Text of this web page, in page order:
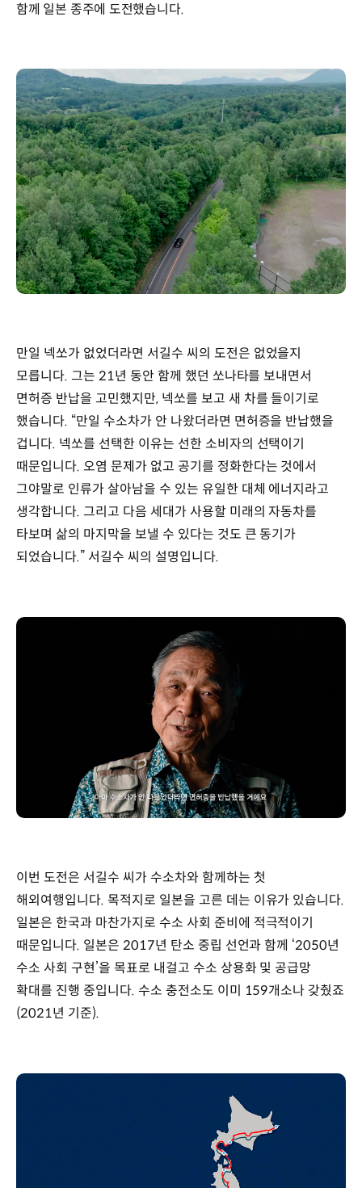
함께 일본 종주에 도전했습니다.
만일 넥쏘가 없었더라면 서길수 씨의 도전은 없었을지
모릅니다. 그는 21년 동안 함께 했던 쏘나타를 보내면서
면허증 반납을 고민했지만, 넥쏘를 보고 새 차를 들이기로
했습니다. “만일 수소차가 안 나왔더라면 면허증을 반납했을
겁니다. 넥쏘를 선택한 이유는 선한 소비자의 선택이기
때문입니다. 오염 문제가 없고 공기를 정화한다는 것에서
그야말로 인류가 살아남을 수 있는 유일한 대체 에너지라고
생각합니다. 그리고 다음 세대가 사용할 미래의 자동차를
타보며 삶의 마지막을 보낼 수 있다는 것도 큰 동기가
되었습니다.” 서길수 씨의 설명입니다.
이번 도전은 서길수 씨가 수소차와 함께하는 첫
해외여행입니다. 목적지로 일본을 고른 데는 이유가 있습니다.
일본은 한국과 마찬가지로 수소 사회 준비에 적극적이기
때문입니다. 일본은 2017년 탄소 중립 선언과 함께 ‘2050년
수소 사회 구현’을 목표로 내걸고 수소 상용화 및 공급망
확대를 진행 중입니다. 수소 충전소도 이미 159개소나 갖췄죠
(2021년 기준).